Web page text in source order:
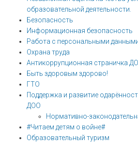
образовательной деятельности.
Безопасность
Информационная безопасность
Работа с персональными
Охрана труда
Антикоррупционная страничка
Быть здоровым здорово!
ГТО
Поддержка и развитие
ДОО
Нормативно-
#Читаем детям о войне#
Образовательный туризм